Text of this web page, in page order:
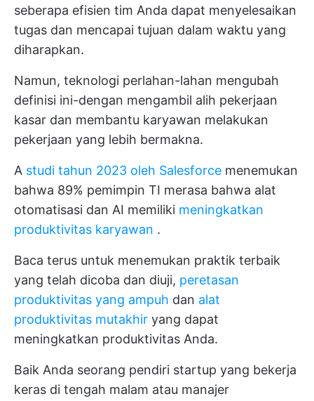
seberapa efisien tim Anda dapat menyelesaikan
tugas dan mencapai tujuan dalam waktu yang
diharapkan.
Namun, teknologi perlahan-lahan mengubah
definisi ini-dengan mengambil alih pekerjaan
kasar dan membantu karyawan melakukan
pekerjaan yang lebih bermakna.
A studi tahun 2023 oleh Salesforce menemukan
bahwa 89% pemimpin TI merasa bahwa alat
otomatisasi dan AI memiliki meningkatkan
produktivitas karyawan .
Baca terus untuk menemukan praktik terbaik
yang telah dicoba dan diuji, peretasan
produktivitas yang ampuh dan alat
produktivitas mutakhir yang dapat
meningkatkan produktivitas Anda.
Baik Anda seorang pendiri startup yang bekerja
keras di tengah malam atau manajer